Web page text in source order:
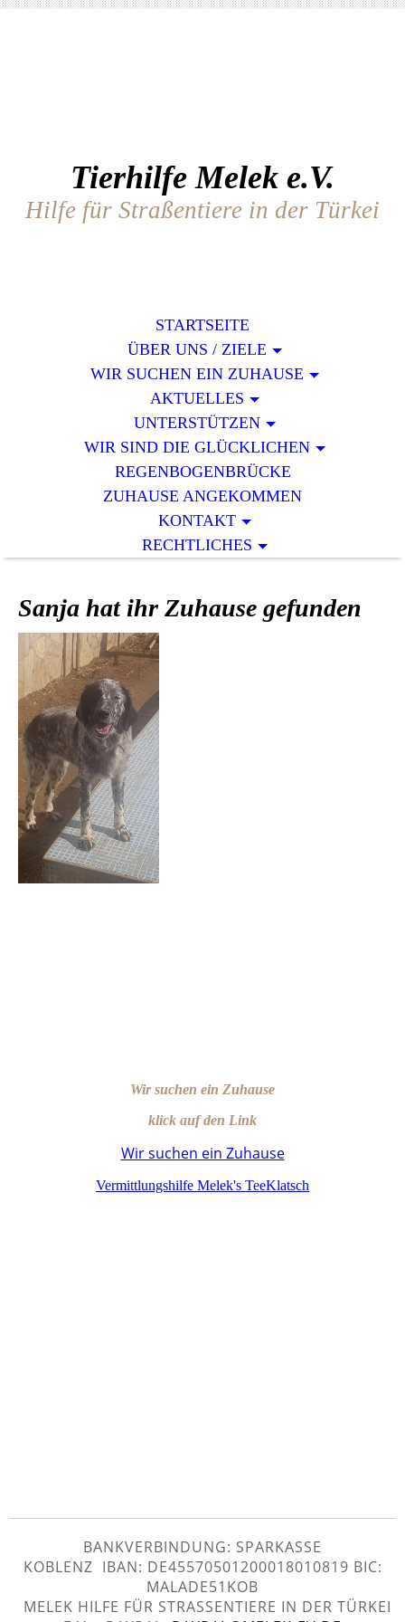
Tierhilfe Melek e.V.
Hilfe für Straßentiere in der Türkei
STARTSEITE
ÜBER UNS / ZIELE
WIR SUCHEN EIN ZUHAUSE
AKTUELLES
UNTERSTÜTZEN
WIR SIND DIE GLÜCKLICHEN
REGENBOGENBRÜCKE
ZUHAUSE ANGEKOMMEN
KONTAKT
RECHTLICHES
Sanja hat ihr Zuhause gefunden
Wir suchen ein Zuhause
klick auf den Link
Wir suchen ein Zuhause
Vermittlungshilfe Melek's TeeKlatsch
BANKVERBINDUNG: SPARKASSE
KOBLENZ IBAN: DE45570501200018010819 BIC:
MALADE51KOB
MELEK HILFE FÜR STRASSENTIERE IN DER TÜRKEI E